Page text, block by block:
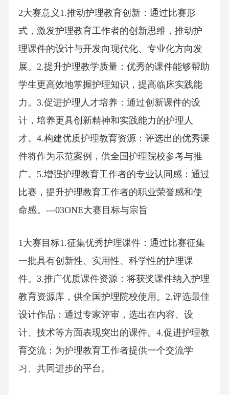
2大赛意义1.推动护理教育创新：通过比赛形
式，激发护理教育工作者的创新思维，推动护
理课件的设计与开发向现代化、专业化方向发
展。2.提升护理教学质量：优秀的课件能够帮助
学生更高效地掌握护理知识，提高临床实践能
力。3.促进护理人才培养：通过创新课件的设
计，培养更具创新精神和实践能力的护理人
才。4.构建优质护理教育资源：评选出的优秀课
件将作为示范案例，供全国护理院校参考与推
广。5.增强护理教育工作者的专业认同感：通过
比赛，提升护理教育工作者的职业荣誉感和使
命感。---03ONE大赛目标与宗旨
1大赛目标1.征集优秀护理课件：通过比赛征集
一批具有创新性、实用性、科学性的护理课
件。3.推广优质课件资源：将获奖课件纳入护理
教育资源库，供全国护理院校使用。2.评选最佳
设计作品：通过专家评审，选出在内容、设
计、技术等方面表现突出的课件。4.促进护理教
育交流：为护理教育工作者提供一个交流学
习、共同进步的平台。